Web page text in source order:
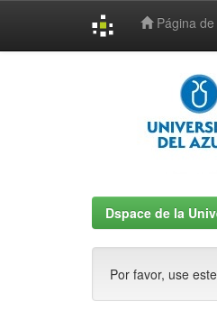
Página de
Dspace de la
Por favor, use